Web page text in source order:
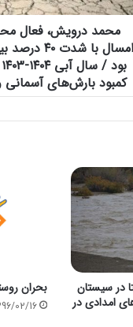
محمد درویش، فعال
امسال با
کمبود بارش‌های
۱۲۰۰ روستا در سیستان
امدادی در
بحران
02/16